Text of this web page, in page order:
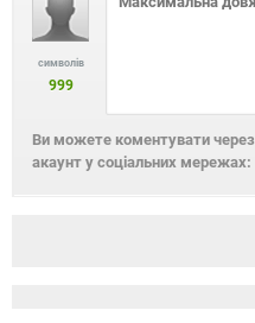
символів
999
Ви можете коментувати через
акаунт у соціальних мережах: